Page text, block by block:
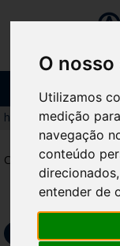
O
Utilizamos
medição
navegação
conteúdo
entender de
home /produtos /
CARACTERÍSTICAS
DOWNLOAD